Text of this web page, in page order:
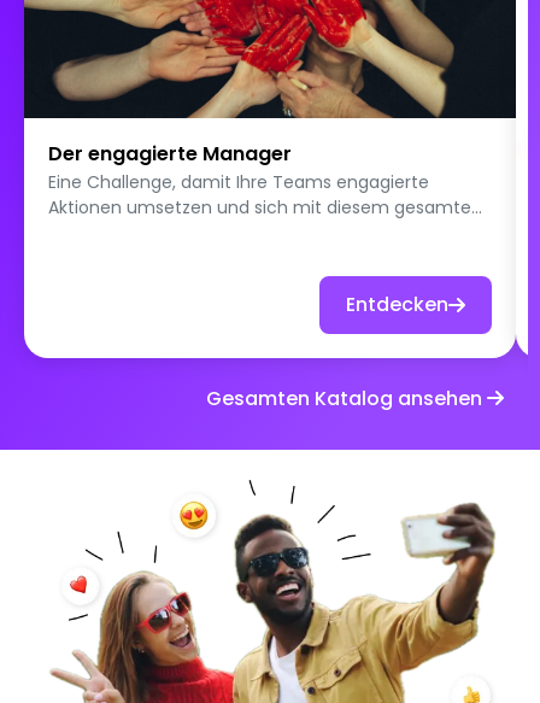
Der engagierte Manager
Eine Challenge, damit Ihre Teams engagierte
Aktionen umsetzen und sich mit diesem gesamten
Entdecken
Gesamten Katalog ansehen